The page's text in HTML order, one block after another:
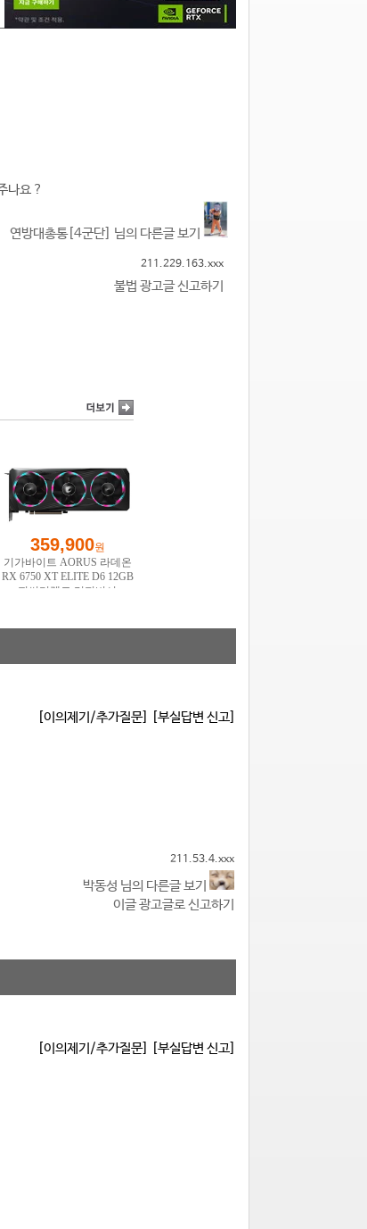
나요 ?
연방대총통[4군단] 님의 다른글 보기
211.229.163.xxx
불법 광고글 신고하기
[이의제기/추가질문] [부실답변 신고]
211.53.4.xxx
박동성 님의 다른글 보기
이글 광고글로 신고하기
[이의제기/추가질문] [부실답변 신고]